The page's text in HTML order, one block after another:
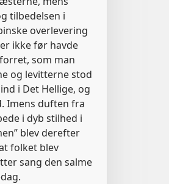
tilbedelsen i
overlevering
ikke før havde
som man
og levitterne stod
i Det Hellige, og
Imens duften fra
i dyb stilhed i
blev derefter
folket blev
sang den salme